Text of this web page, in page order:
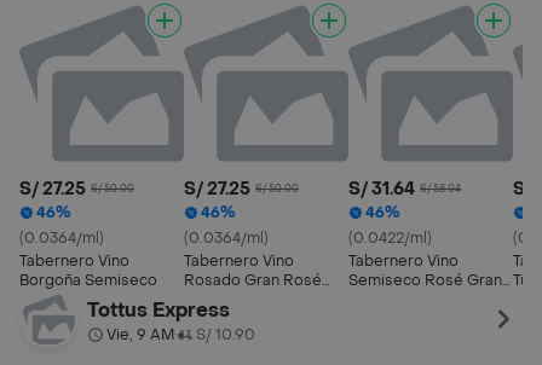
S/ 27.25 S/ 50.00
46%
(0.0364/ml)
Tabernero Vino
Borgoña Semiseco
S/ 27.25 S/ 50.00
46%
(0.0364/ml)
Tabernero Vino
Rosado Gran Rosé
S/ 31.64 S/ 58.04
46%
(0.0422/ml)
Tabernero Vino
Semiseco Rosé Gran
S/
Tottus Express
Vie, 9 AM• S/ 10.90